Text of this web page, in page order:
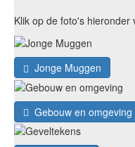
Klik op de foto's hieronder
Jonge Muggen
Gebouw en omgeving